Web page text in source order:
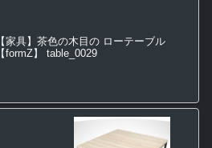
【家具】茶色の木目の ローテーブル
【formZ】 table_0029